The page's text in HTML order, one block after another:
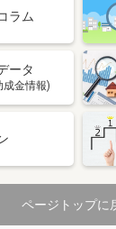
格
11.60万円
沖縄県那覇
面積 35.88m²
り
２丁目
11.50万円
所
沖縄県那覇
面積 35.88m²
取り
1LDK
ラム
ータ
成金情報)
ページトップに